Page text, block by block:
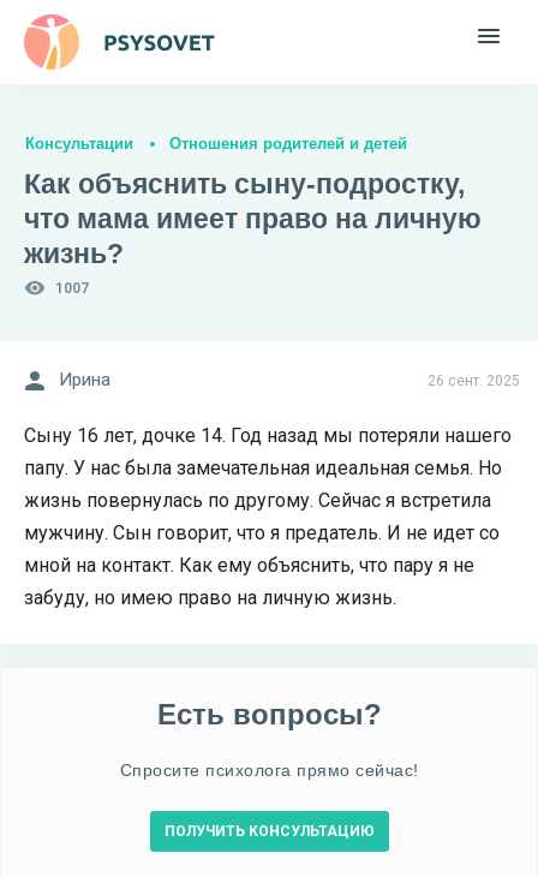
Консультации Отношения родителей и детей
Как объяснить сыну-подростку,
что мама имеет право на личную
жизнь?
1007
26 сент. 2025
Ирина
Сыну 16 лет, дочке 14. Год назад мы потеряли нашего
папу. У нас была замечательная идеальная семья. Но
жизнь повернулась по другому. Сейчас я встретила
мужчину. Сын говорит, что я предатель. И не идет со
мной на контакт. Как ему объяснить, что пару я не
забуду, но имею право на личную жизнь.
Есть вопросы?
Спросите психолога прямо сейчас!
ПОЛУЧИТЬ КОНСУЛЬТАЦИЮ